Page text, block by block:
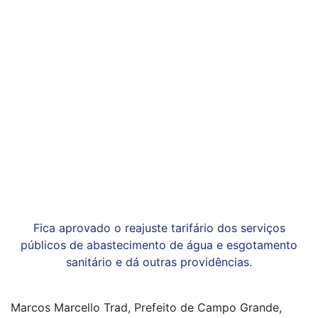
Fica aprovado o reajuste tarifário dos serviços
públicos de abastecimento de água e esgotamento
sanitário e dá outras providências.
Marcos Marcello Trad, Prefeito de Campo Grande,